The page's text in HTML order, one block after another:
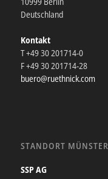
Deutschland
Kontakt
T +49 30 201714-0
F +49 30 201714-28
buero@ruethnick.com
STANDORT MÜNSTER
SSP AG